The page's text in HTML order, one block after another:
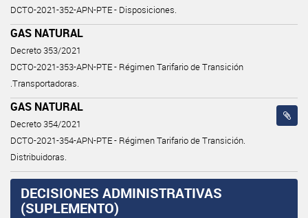
DCTO-2021-352-APN-PTE - Disposiciones.
GAS NATURAL
Decreto 353/2021
DCTO-2021-353-APN-PTE - Régimen Tarifario de Transición
.Transportadoras.
GAS NATURAL
Decreto 354/2021
DCTO-2021-354-APN-PTE - Régimen Tarifario de Transición.
Distribuidoras.
DECISIONES ADMINISTRATIVAS
(SUPLEMENTO)